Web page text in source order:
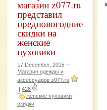
магазин z077.ru
представил
предновогодние
скидки на
женские
пуховики
17 December, 2015 —
Магазин одежды и
аксессуаров z077.ru
| 426
женские пуховики
скидки